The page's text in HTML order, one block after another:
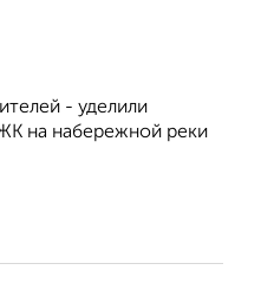
- уделили
на набережной реки